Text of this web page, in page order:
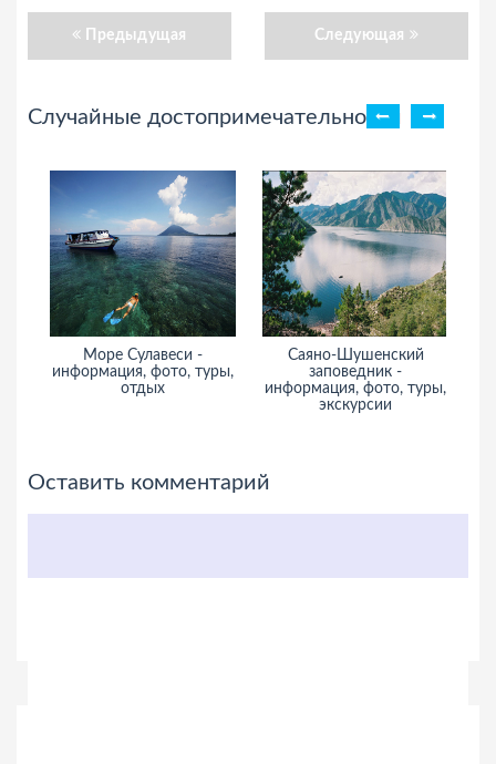
Предыдущая Следующая
Случайные достопримечательности
Море Сулавеси -
информация, фото, туры,
отдых
Саяно-Шушенский
заповедник -
информация, фото, туры,
экскурсии
Оставить комментарий